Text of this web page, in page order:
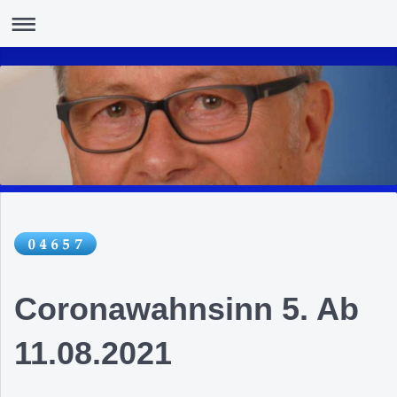
Coronawahnsinn 5. Ab
11.08.2021